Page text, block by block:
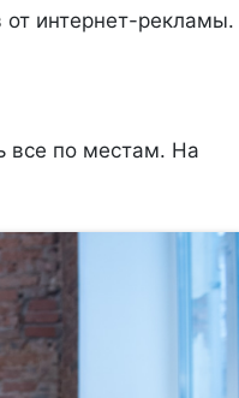
от интернет-рекламы.
все по местам. На